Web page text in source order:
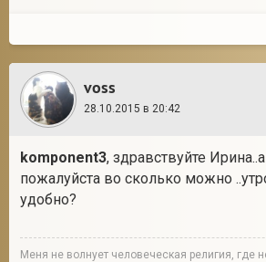
voss
28.10.2015 в 20:42
komponent3, здравствуйте
пожалуйста во сколько можно
удобно?
Меня не волнует человеческая религия, где